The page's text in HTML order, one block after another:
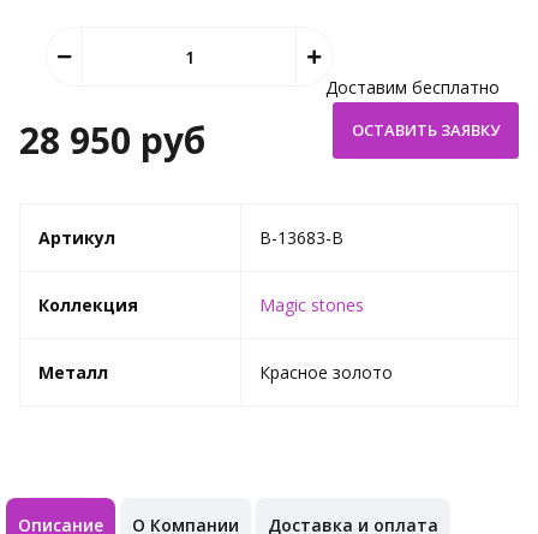
28 950 руб
Доставим бесплатно
Артикул B-13683-B
Коллекция Magic stones
Металл Красное золото
Описание О Компании Доставка и оплата